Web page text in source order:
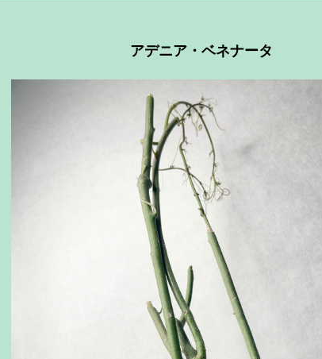
アデニア・ベネナータ